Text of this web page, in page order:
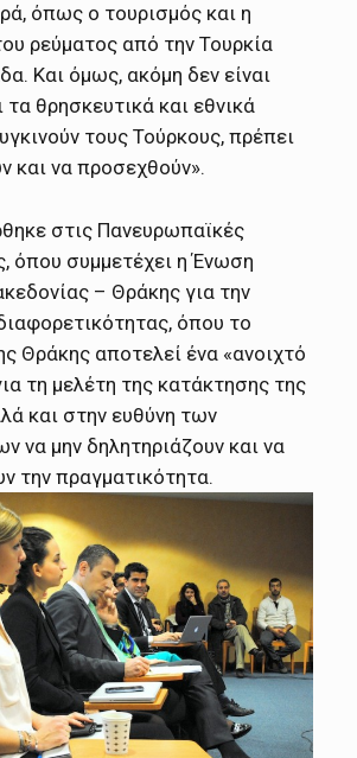
όπως ο τουρισμός και η
ρεύματος από την Τουρκία
Και όμως, ακόμη δεν είναι
τα θρησκευτικά και εθνικά
τους Τούρκους, πρέπει
και να προσεχθούν».
στις Πανευρωπαϊκές
όπου συμμετέχει η Ένωση
– Θράκης για την
όπου το
Θράκης αποτελεί ένα «ανοιχτό
τη μελέτη της κατάκτησης της
και στην ευθύνη των
να μην δηλητηριάζουν και να
την πραγματικότητα.